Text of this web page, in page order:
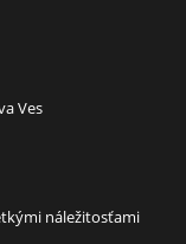
Ves
náležitosťami